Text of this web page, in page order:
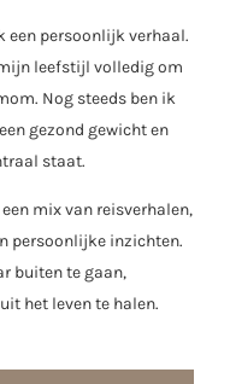
een persoonlijk verhaal.
leefstijl volledig om
Nog steeds ben ik
gezond gewicht en
staat.
mix van reisverhalen,
persoonlijke inzichten.
buiten te gaan,
het leven te halen.